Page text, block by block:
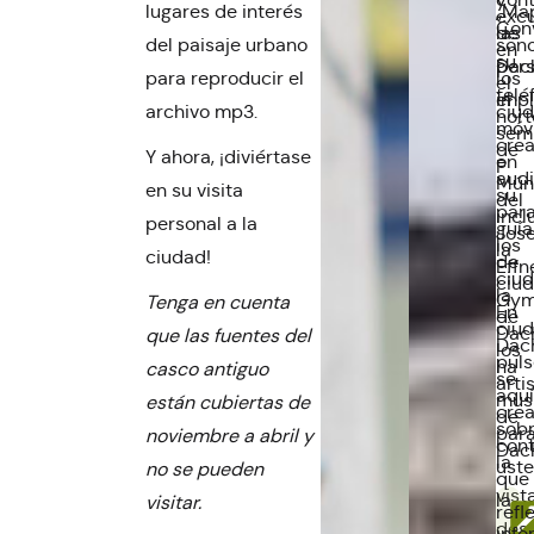
lugares de interés
del paisaje urbano
para reproducir el
archivo mp3.
Y ahora, ¡diviértase
en su visita
personal a la
ciudad!
Tenga en cuenta
que las fuentes del
casco antiguo
están cubiertas de
noviembre a abril y
no se pueden
visitar.
su
en
su
guía
de
la
aquí
la
en
el
de
la
de
los
de
de
el
P
del
ha
la
los
los
En
se
que
las